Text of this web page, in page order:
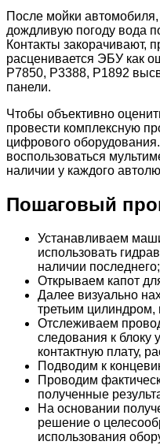
После мойки
дождливую погоду вода
Контакты закорачивают,
расценивается ЭБУ как
Р7850, Р3388, Р1892
панели.
Чтобы объективно
провести комплексную
цифрового
воспользоваться
наличии у каждого
Пошаговый
Устанавливаем
использовать
наличии последнего;
Открываем капот
Далее визуально
третьим
Отслеживаем
следования к блоку
контактную плату,
Подводим к
Проводим
полученные
На основании
решение о
использования